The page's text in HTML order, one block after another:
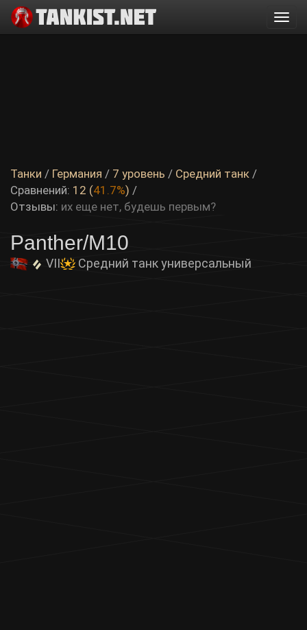
Танки / Германия / 7 уровень / Средний танк /
Сравнений: 12 (41.7%) /
Отзывы: их еще нет, будешь первым?
Panther/M10
VII Средний танк универсальный